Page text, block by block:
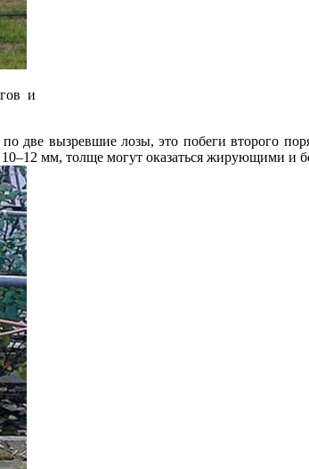
и
две вызревшие лозы, это побеги второго
мм, толще могут оказаться жирующими и